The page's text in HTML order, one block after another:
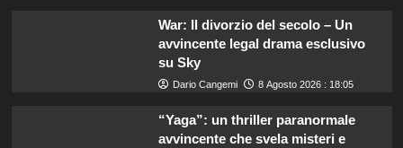
War: Il divorzio del secolo – Un
avvincente legal drama esclusivo
su Sky
Dario Cangemi 8 Agosto 2026 : 18:05
“Yaga”: un thriller paranormale
avvincente che svela misteri e